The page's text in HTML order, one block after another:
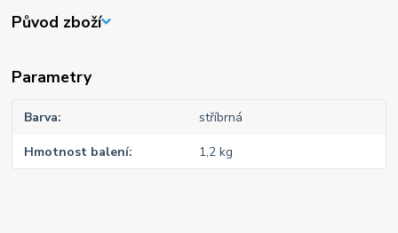
Původ zboží
Parametry
Barva stříbrná
Hmotnost balení 1,2 kg